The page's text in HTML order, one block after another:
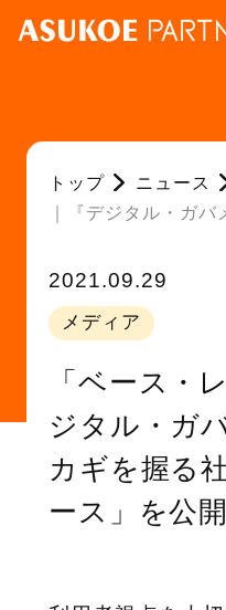
トップ ニュース
｜『デジタル・ガ
2021.09.29
メディア
「ベース・
ジタル・ガ
カギを握る
ース」を公